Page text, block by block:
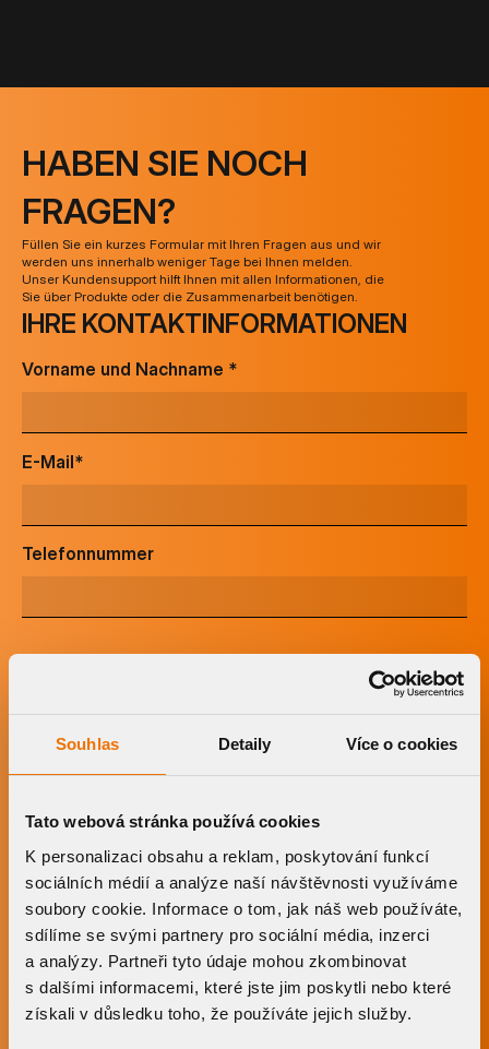
Souhlas Detaily Více o cookies
Tato webová stránka používá cookies
K personalizaci obsahu a reklam, poskytování funkcí
sociálních médií a analýze naší návštěvnosti využíváme
soubory cookie. Informace o tom, jak náš web používáte,
sdílíme se svými partnery pro sociální média, inzerci
a analýzy. Partneři tyto údaje mohou zkombinovat
s dalšími informacemi, které jste jim poskytli nebo které
získali v důsledku toho, že používáte jejich služby.
HABEN SIE NOCH
FRAGEN?
Füllen Sie ein kurzes Formular mit Ihren Fragen aus und wir
werden uns innerhalb weniger Tage bei Ihnen melden.
Unser Kundensupport hilft Ihnen mit allen Informationen, die
Sie über Produkte oder die Zusammenarbeit benötigen.
IHRE KONTAKTINFORMATIONEN
Vorname und Nachname *
E-Mail*
Telefonnummer
Ich bin mit derVerarbeitung meiner persönlichen
POTŘEBUJETE PORADIT?
Kontaktujte nás:
Telefon:+420 777 701 241
E-mail: podpora@topwet.cz